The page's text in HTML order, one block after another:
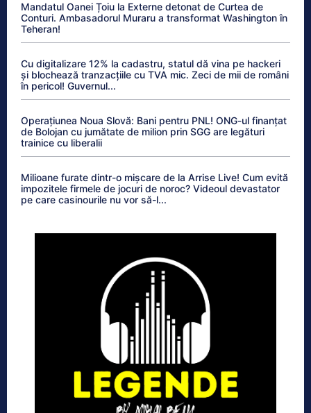
Mandatul Oanei Țoiu la Externe detonat de Curtea de
Conturi. Ambasadorul Muraru a transformat Washington în
Teheran!
Cu digitalizare 12% la cadastru, statul dă vina pe hackeri
și blochează tranzacțiile cu TVA mic. Zeci de mii de români
în pericol! Guvernul...
Operațiunea Noua Slovă: Bani pentru PNL! ONG-ul finanțat
de Bolojan cu jumătate de milion prin SGG are legături
trainice cu liberalii
Milioane furate dintr-o mișcare de la Arrise Live! Cum evită
impozitele firmele de jocuri de noroc? Videoul devastator
pe care casinourile nu vor să-l...